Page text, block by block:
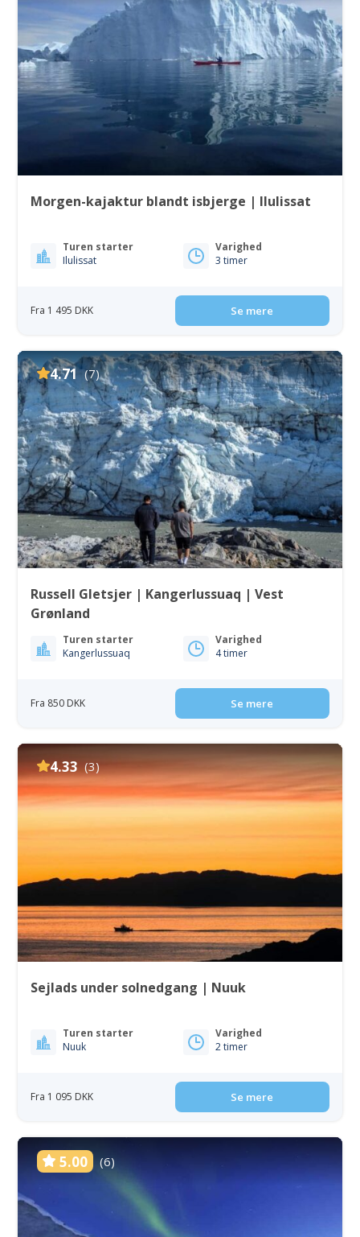
Morgen-kajaktur blandt isbjerge | Ilulissat
Turen starter
Ilulissat
Varighed
3 timer
Fra 1 495 DKK Se mere
4.71 (7)
Russell Gletsjer | Kangerlussuaq | Vest
Grønland
Turen starter
Kangerlussuaq
Varighed
4 timer
Fra 850 DKK Se mere
4.33 (3)
Sejlads under solnedgang | Nuuk
Turen starter
Nuuk
Varighed
2 timer
Fra 1 095 DKK Se mere
5.00 (6)